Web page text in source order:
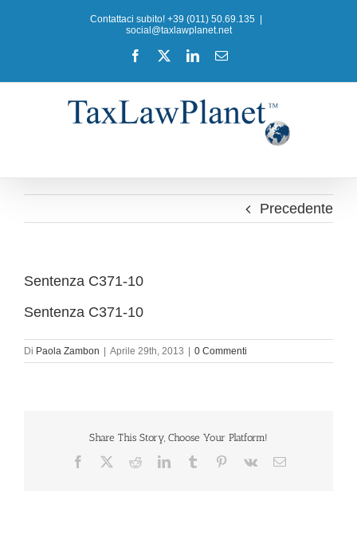
Contattaci subito! +39 (011) 50.69.135
social@taxlawplanet.net
Facebook LinkedInEmail
Precedente
Sentenza C371-10
Sentenza C371-10
Di Paola Zambon Aprile 29th, 2013 0 Commenti
Share This Story, Choose Your Platform!
Facebook RedditLinkedInTumblr Pinterest
Vk Email